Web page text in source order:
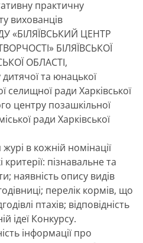
практичну
вихованців
«БІЛЯЇВСЬКИЙ ЦЕНТР
БІЛЯЇВСЬКОЇ
ОБЛАСТІ,
та юнацької
селищної ради Харківської
центру позашкільної
ради Харківської
в кожній номінації
пізнавальне та
наявність опису видів
перелік кормів, що
птахів; відповідність
ідеї Конкурсу.
інформації про